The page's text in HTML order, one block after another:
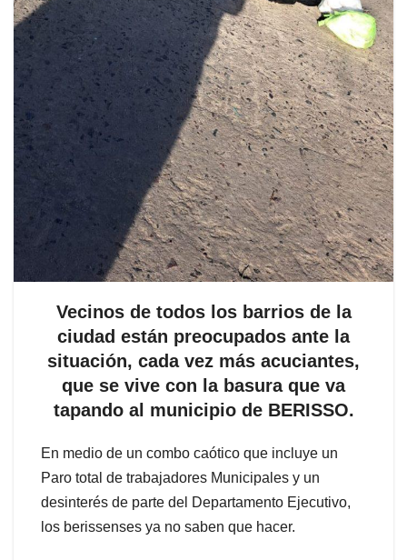
Vecinos de todos los barrios de la
ciudad están preocupados ante la
situación, cada vez más acuciantes,
que se vive con la basura que va
tapando al municipio de BERISSO.
En medio de un combo caótico que incluye un
Paro total de trabajadores Municipales y un
desinterés de parte del Departamento Ejecutivo,
los berissenses ya no saben que hacer.